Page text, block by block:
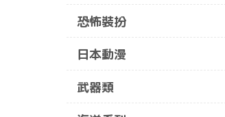
恐怖裝扮
日本動漫
武器類